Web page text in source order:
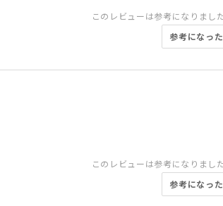
このレビューは参考になりまし
参考になった
このレビューは参考になりまし
参考になった